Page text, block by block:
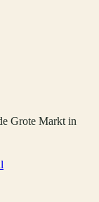
Grote Markt in